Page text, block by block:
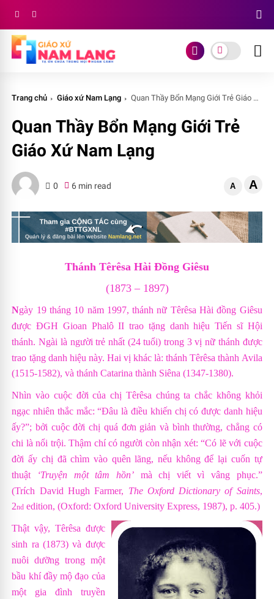
Trang chủ Giáo xứ Nam Lạng Quan Thầy Bổn Mạng Giới Trẻ Giáo Xứ Nam Lạng
Quan Thầy Bổn Mạng Giới Trẻ
Giáo Xứ Nam Lạng
0 6 min read A A
Thánh Têrêsa Hài Đồng Giêsu
(1873 – 1897)
Ngày 19 tháng 10 năm 1997, thánh nữ Têrêsa Hài đồng Giêsu
được ĐGH Gioan Phalô II trao tặng danh hiệu Tiến sĩ Hội
thánh. Ngài là người trẻ nhất (24 tuổi) trong 3 vị nữ thánh được
trao tặng danh hiệu này. Hai vị khác là: thánh Têrêsa thành Avila
(1515-1582), và thánh Catarina thành Siêna (1347-1380).
Nhìn vào cuộc đời của chị Têrêsa chúng ta chắc không khỏi
ngạc nhiên thắc mắc: “Đâu là điều khiến chị có được danh hiệu
ấy?”; bởi cuộc đời chị quá đơn giản và bình thường, chẳng có
chi là nổi trội. Thậm chí có người còn nhận xét: “Có lẽ với cuộc
đời ấy chị đã chìm vào quên lãng, nếu không để lại cuốn tự
thuật
‘Truyện một tâm hồn’mà chị viết vì vâng phục.”
(Trích David Hugh Farmer, The Oxford Dictionary of Saints,
2nd edition, (Oxford: Oxford University Express, 1987), p. 405.)
Thật vậy, Têrêsa được
sinh ra (1873) và được
nuôi dưỡng trong một
bầu khí đầy mộ đạo của
một gia đình truyền